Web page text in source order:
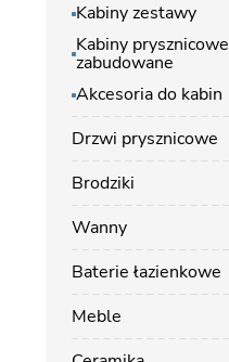
Kabiny zestawy
Kabiny prysznicowe
zabudowane
Akcesoria do kabin
Drzwi prysznicowe
Brodziki
Wanny
Baterie łazienkowe
Meble